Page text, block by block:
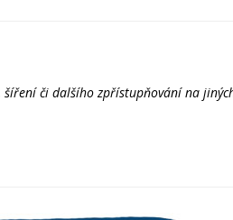
či dalšího zpřístupňování na